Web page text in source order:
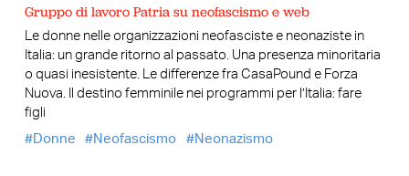
Gruppo di lavoro Patria su neofascismo e web
Le donne nelle organizzazioni neofasciste e neonaziste in
Italia: un grande ritorno al passato. Una presenza minoritaria
o quasi inesistente. Le differenze fra CasaPound e Forza
Nuova. Il destino femminile nei programmi per l’Italia: fare
figli
Donne
Neofascismo Neonazismo